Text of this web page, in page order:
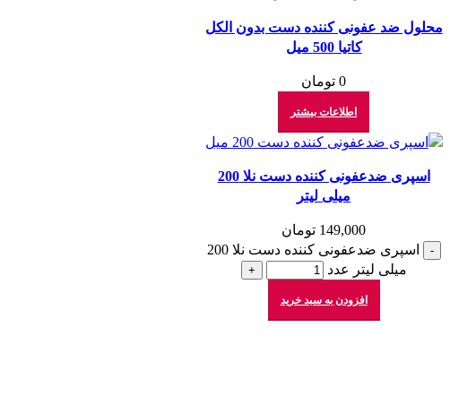
محلول ضد عفونی کننده دست بدون الکل
کاتیا 500 میل
0 تومان
اطلاعات بیشتر
اسپری ضدعفونی کننده دست نلا 200
میلی لیتر
149,000 تومان
اسپری ضدعفونی کننده دست نلا 200
میلی لیتر عدد
افزودن به سبد خرید